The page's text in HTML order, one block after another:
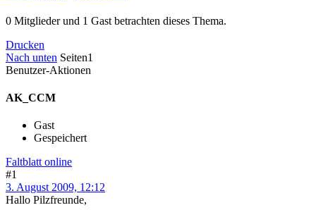
0 Mitglieder und 1 Gast betrachten dieses Thema.
Drucken
Nach unten Seiten1
Benutzer-Aktionen
AK_CCM
Gast
Gespeichert
Faltblatt online
#1
3. August 2009, 12:12
Hallo Pilzfreunde,